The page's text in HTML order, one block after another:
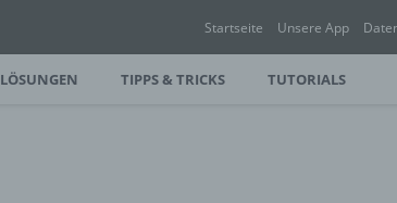
Startseite Unsere App
LÖSUNGEN TIPPS & TRICKS TUTORIALS